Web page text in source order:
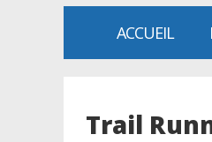
ACCUEIL
Trail